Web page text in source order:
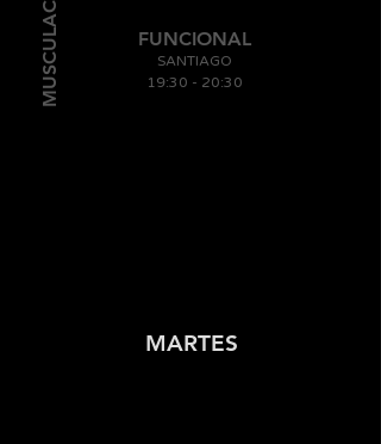
FUNCIONAL
SANTIAGO
19:30 - 20:30
MUSCULACIÓN
MARTES